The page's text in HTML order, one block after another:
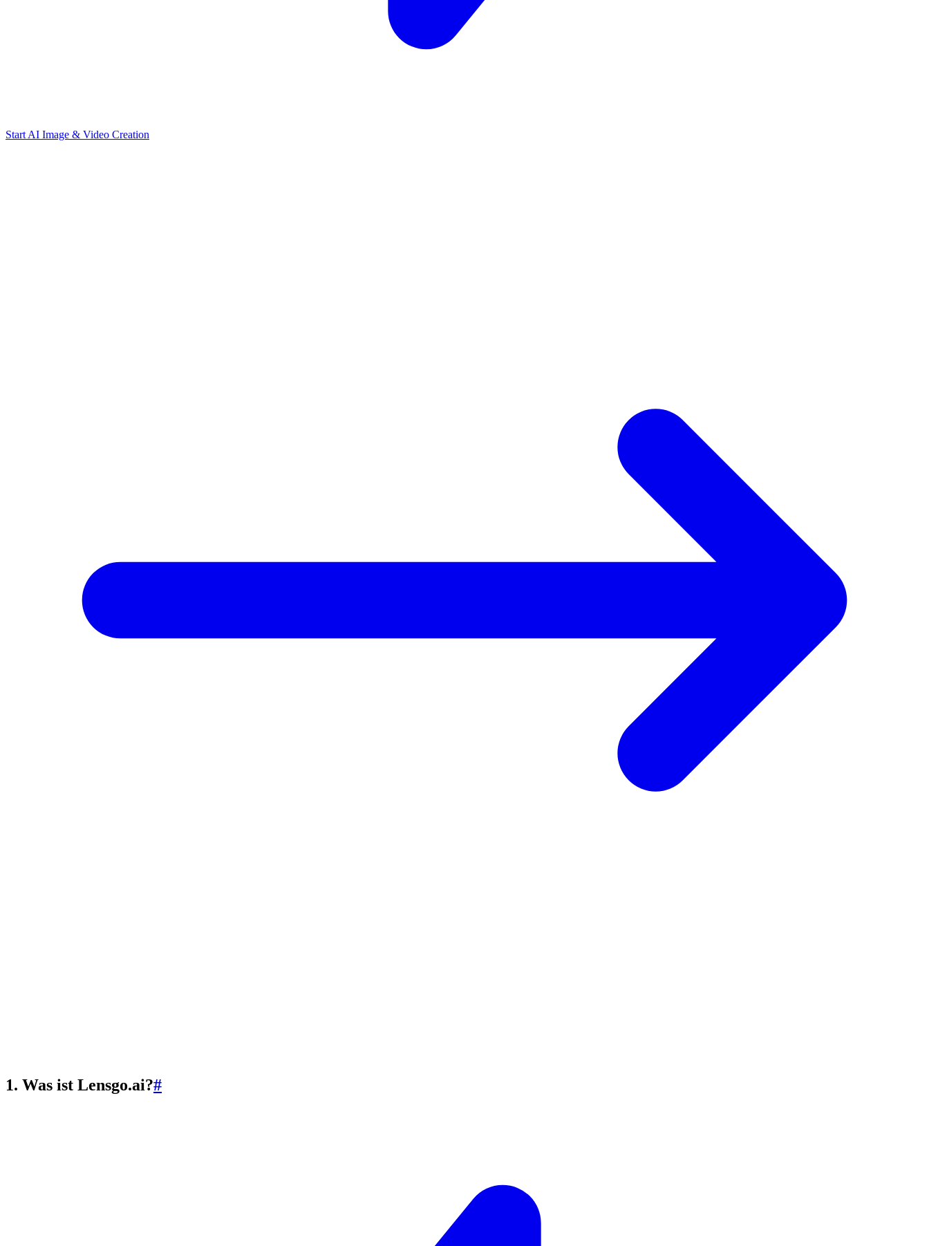
Start AI Image & Video Creation
1. Was ist Lensgo.ai?#